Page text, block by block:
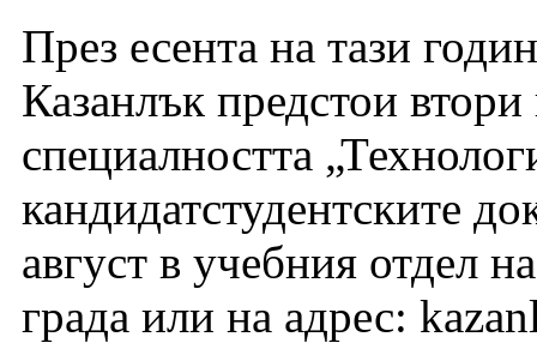
През есента на тази
Казанлък предстои
специалността
кандидатстудентските
август в учебния отдел
града или на адрес: